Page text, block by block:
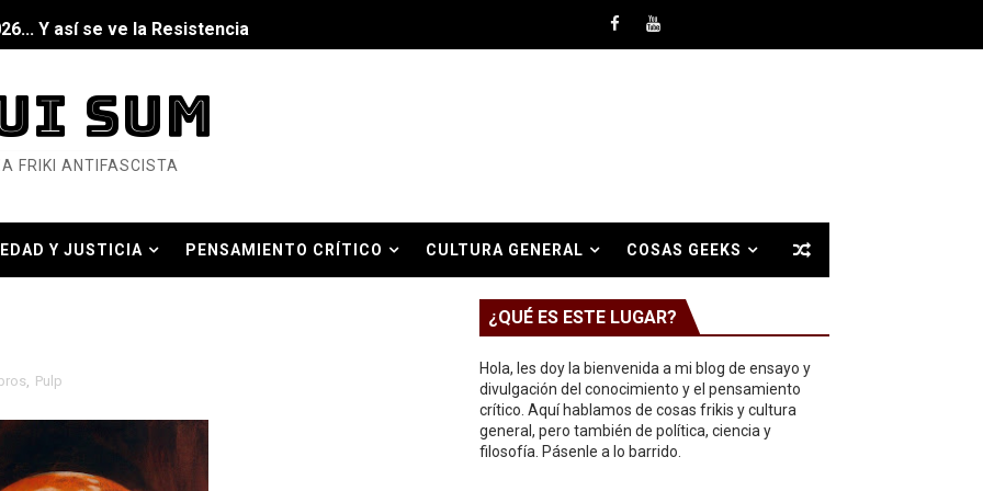
Y así se ve la Resistencia
eléctricas?
(DOS)
(UNO)
del siglo XXI
SUM
FRIKI ANTIFASCISTA
Y JUSTICIA PENSAMIENTO CRÍTICO CULTURA GENERAL COSAS GEEKS
, Pulp
¿QUÉ ES ESTE LUGAR?
Hola, les doy la bienvenida a mi blog de ensayo y
divulgación del conocimiento y el pensamiento
crítico. Aquí hablamos de cosas frikis y cultura
general, pero también de política, ciencia y
filosofía. Pásenle a lo barrido.